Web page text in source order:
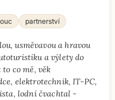
partnerství
usměvavou a hravou
a výlety do
co mě, věk
elektrotechnik, IT-PC,
lodní čvachtal -